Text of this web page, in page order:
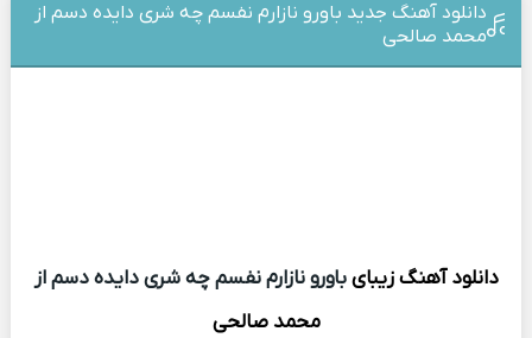
دانلود آهنگ جدید باورو نازارم نفسم چه شری دایده دسم از
محمد صالحی
دانلود آهنگ زیبای باورو نازارم نفسم چه شری دایده دسم از
محمد صالحی